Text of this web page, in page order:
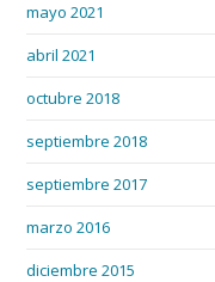
mayo 2021
abril 2021
octubre 2018
septiembre 2018
septiembre 2017
marzo 2016
diciembre 2015